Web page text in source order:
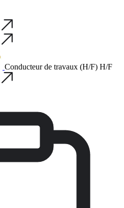
Conducteur de travaux (H/F) H/F